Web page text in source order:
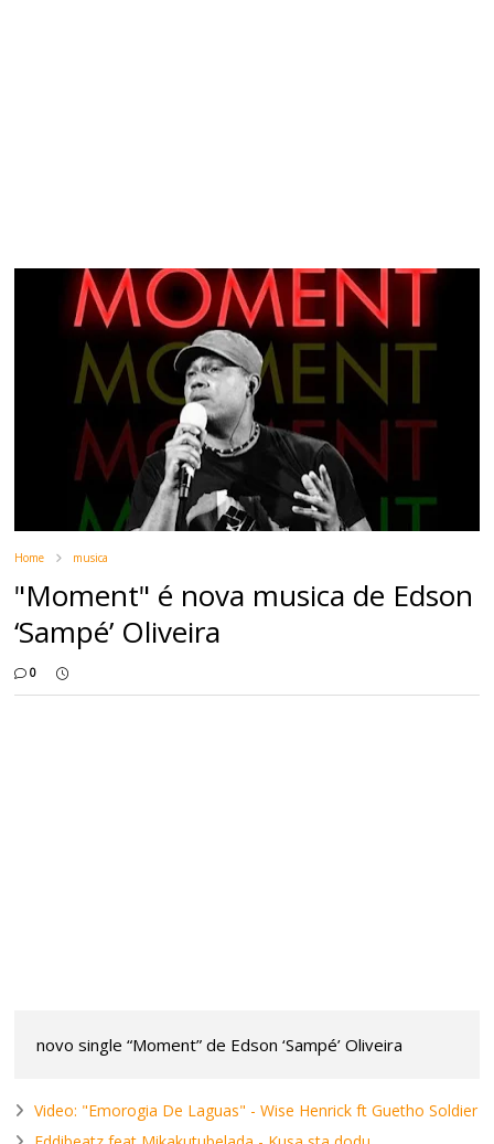
Home musica
"Moment" é nova musica de Edson
‘Sampé’ Oliveira
0
novo single “Moment” de Edson ‘Sampé’ Oliveira
Video: "Emorogia De Laguas" - Wise Henrick ft Guetho Soldier